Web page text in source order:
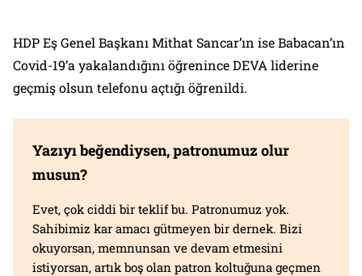
HDP Eş Genel Başkanı Mithat Sancar’ın ise Babacan’ın
Covid-19’a yakalandığını öğrenince DEVA liderine
geçmiş olsun telefonu açtığı öğrenildi.
Yazıyı beğendiysen, patronumuz olur
musun?
Evet, çok ciddi bir teklif bu. Patronumuz yok.
Sahibimiz kar amacı gütmeyen bir dernek. Bizi
okuyorsan, memnunsan ve devam etmesini
istiyorsan, artık boş olan patron koltuğuna geçmen